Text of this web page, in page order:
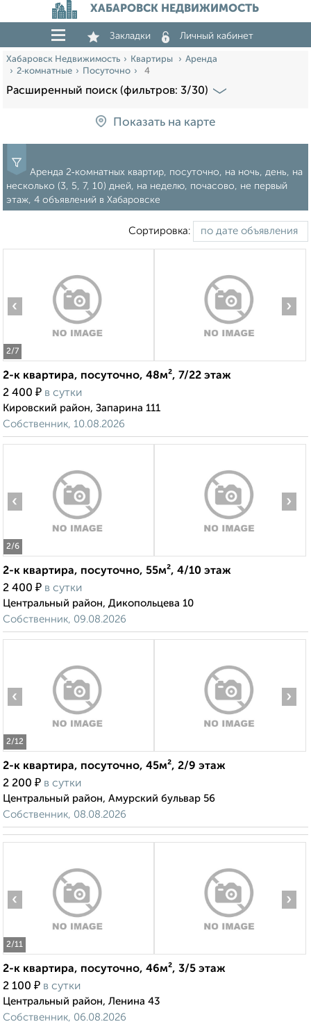
ХАБАРОВСК НЕДВИЖИМОСТЬ
Закладки Личный кабинет
Хабаровск Недвижимость Квартиры
Аренда
2‑комнатные
Посуточно 4
Расширенный поиск (фильтров: 3/30)
Показать на карте
Аренда 2‑комнатных квартир, посуточно, на ночь, день, на
несколько (3, 5, 7, 10) дней, на неделю, почасово, не первый
этаж, 4 объявлений в Хабаровске
Сортировка:
2/7
‹ ›
2-к квартира, посуточно, 48м², 7/22 этаж
2 400 ₽ в сутки
Кировский район, Запарина 111
Собственник, 10.08.2026
2/6
‹ ›
2-к квартира, посуточно, 55м², 4/10 этаж
2 400 ₽ в сутки
Центральный район, Дикопольцева 10
Собственник, 09.08.2026
2/12
‹ ›
2-к квартира, посуточно, 45м², 2/9 этаж
2 200 ₽ в сутки
Центральный район, Амурский бульвар 56
Собственник, 08.08.2026
2/11
‹ ›
2-к квартира, посуточно, 46м², 3/5 этаж
2 100 ₽ в сутки
Центральный район, Ленина 43
Собственник, 06.08.2026